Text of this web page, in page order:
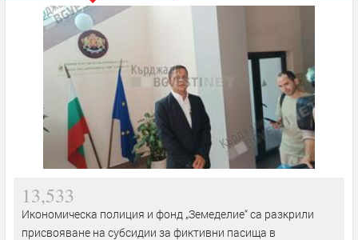
13,533
Икономическа полиция и фонд „Земеделие“ са разкрили
присвояване на субсидии за фиктивни пасища в